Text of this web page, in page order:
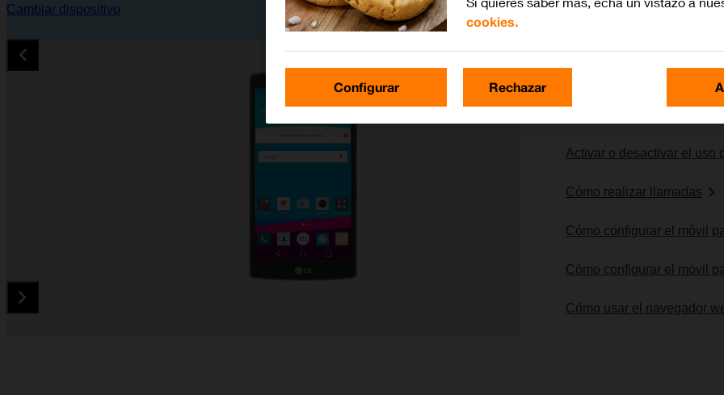
Cambiar dispositivo
Lo más buscado
Activar o desactivar el uso
Cómo realizar llamadas
Cómo configurar el móvil
Cómo configurar el móvil
Cómo usar el navegador
cookies.
Configurar Rechazar